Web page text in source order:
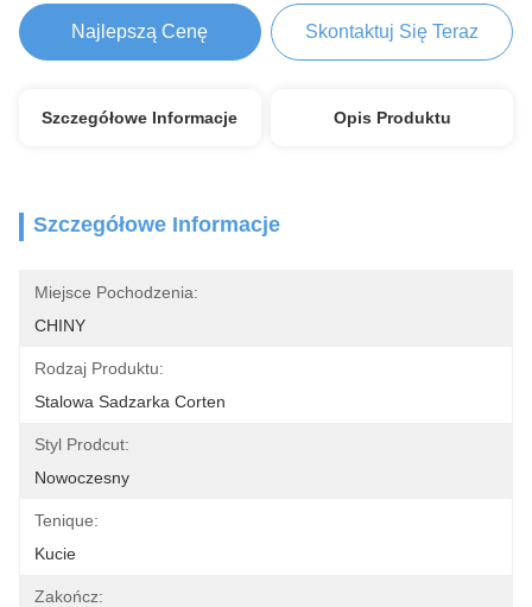
Najlepszą Cenę Skontaktuj Się Teraz
Szczegółowe Informacje Opis Produktu
Szczegółowe Informacje
Miejsce Pochodzenia:
CHINY
Rodzaj Produktu:
Stalowa Sadzarka Corten
Styl Prodcut:
Nowoczesny
Tenique:
Kucie
Zakończ: